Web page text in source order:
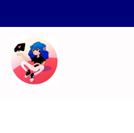
contenido